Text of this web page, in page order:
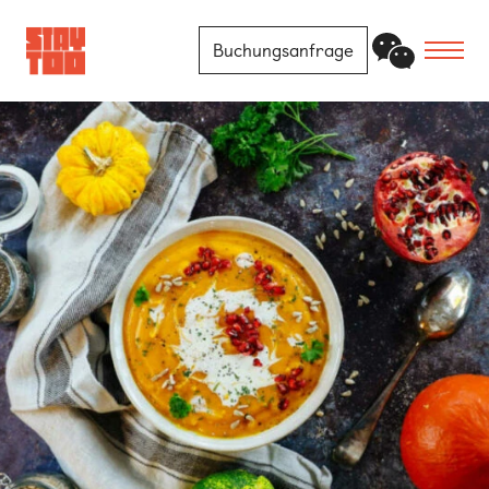
Buchungsanfrage
Apartments
Community
Journal
FAQ
Kontakt
Standorte
Berlin